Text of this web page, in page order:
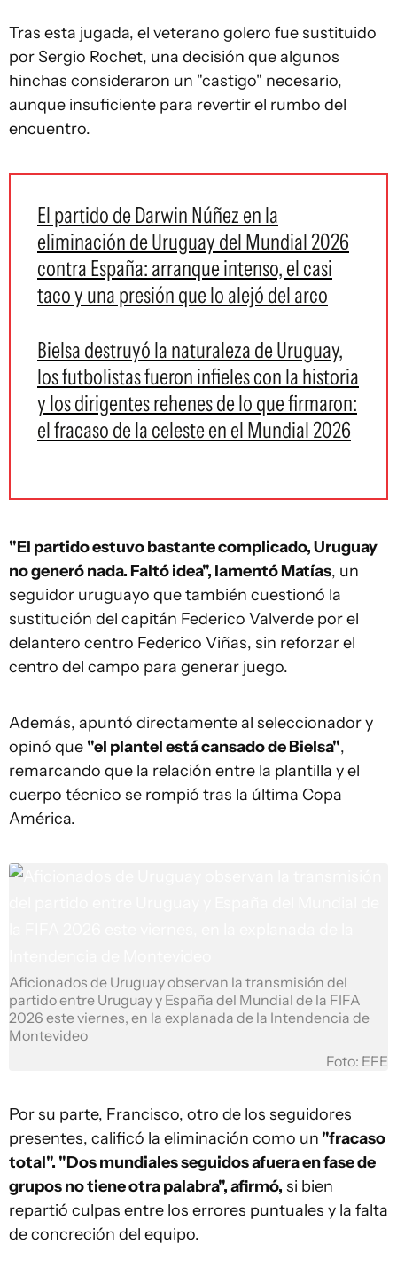
Tras esta jugada, el veterano golero fue sustituido
por Sergio Rochet, una decisión que algunos
hinchas consideraron un "castigo" necesario,
aunque insuficiente para revertir el rumbo del
encuentro.
El partido de Darwin Núñez en la
eliminación de Uruguay del Mundial 2026
contra España: arranque intenso, el casi
taco y una presión que lo alejó del arco
Bielsa destruyó la naturaleza de Uruguay,
los futbolistas fueron infieles con la historia
y los dirigentes rehenes de lo que firmaron:
el fracaso de la celeste en el Mundial 2026
"El partido estuvo bastante complicado, Uruguay
no generó nada. Faltó idea", lamentó Matías, un
seguidor uruguayo que también cuestionó la
sustitución del capitán Federico Valverde por el
delantero centro Federico Viñas, sin reforzar el
centro del campo para generar juego.
Además, apuntó directamente al seleccionador y
opinó que "el plantel está cansado de Bielsa",
remarcando que la relación entre la plantilla y el
cuerpo técnico se rompió tras la última Copa
América.
Aficionados de Uruguay observan la transmisión del
partido entre Uruguay y España del Mundial de la FIFA
2026 este viernes, en la explanada de la Intendencia de
Montevideo
Foto: EFE
Por su parte, Francisco, otro de los seguidores
presentes, calificó la eliminación como un "fracaso
total". "Dos mundiales seguidos afuera en fase de
grupos no tiene otra palabra", afirmó, si bien
repartió culpas entre los errores puntuales y la falta
de concreción del equipo.